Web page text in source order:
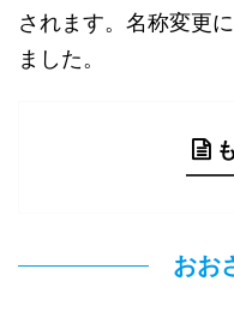
されます。名称変更
ました。
おお